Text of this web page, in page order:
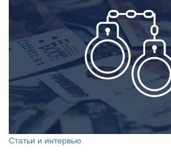
Статьи и интервью